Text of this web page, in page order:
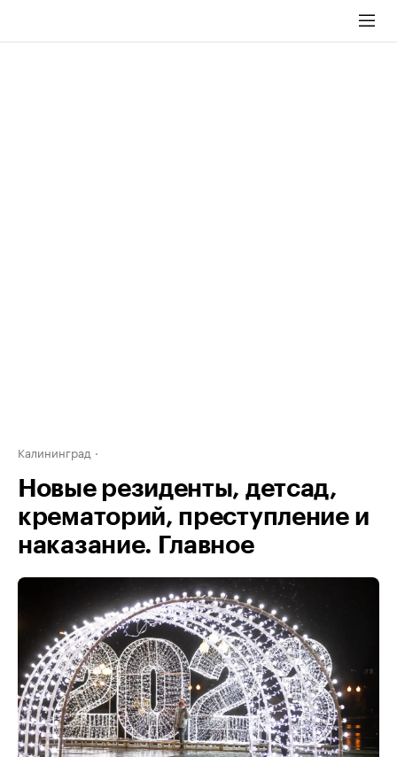
Калининград
Новые резиденты, детсад,
крематорий, преступление и
наказание. Главное